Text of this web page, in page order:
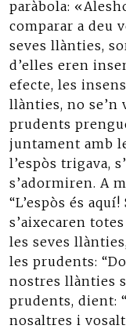
paràbola:
comparar a deu
seves llànties,
d’elles eren
efecte, les
llànties, no se’n
prudents
juntament amb
l’espòs trigava,
s’adormiren. A
“L’espòs és
s’aixecaren
les seves
les prudents:
nostres llànties
prudents, dient:
nosaltres i